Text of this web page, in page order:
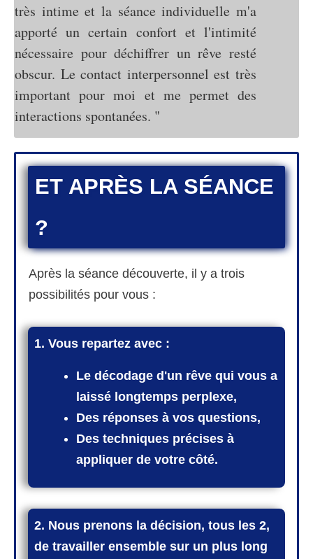
très intime et la séance individuelle m'a
apporté un certain confort et l'intimité
nécessaire pour déchiffrer un rêve resté
obscur. Le contact interpersonnel est très
important pour moi et me permet des
interactions spontanées. "
ET APRÈS LA SÉANCE
?
Après la séance découverte, il y a trois
possibilités pour vous :
1. Vous repartez avec :
Le décodage d'un rêve qui vous a
laissé longtemps perplexe,
Des réponses à vos questions,
Des techniques précises à
appliquer de votre côté.
2. Nous prenons la décision, tous les 2,
de travailler ensemble sur un plus long